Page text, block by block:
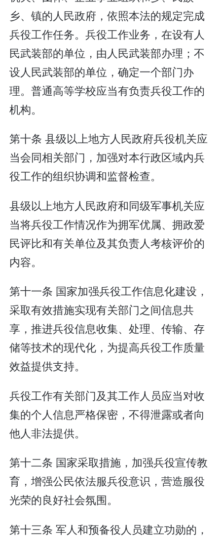
乡、镇的人民政府，依照本法的规定完成
兵役工作任务。兵役工作业务，在设有人
民武装部的单位，由人民武装部办理；不
设人民武装部的单位，确定一个部门办
理。普通高等学校应当有负责兵役工作的
机构。
第十条 县级以上地方人民政府兵役机关应
当会同相关部门，加强对本行政区域内兵
役工作的组织协调和监督检查。
县级以上地方人民政府和同级军事机关应
当将兵役工作情况作为拥军优属、拥政爱
民评比和有关单位及其负责人考核评价的
内容。
第十一条 国家加强兵役工作信息化建设，
采取有效措施实现有关部门之间信息共
享，推进兵役信息收集、处理、传输、存
储等技术的现代化，为提高兵役工作质量
效益提供支持。
兵役工作有关部门及其工作人员应当对收
集的个人信息严格保密，不得泄露或者向
他人非法提供。
第十二条 国家采取措施，加强兵役宣传教
育，增强公民依法服兵役意识，营造服役
光荣的良好社会氛围。
第十三条 军人和预备役人员建立功勋的，